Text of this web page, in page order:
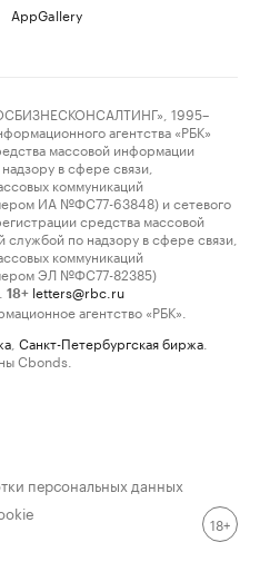
AppGallery
1995–
агентства «РБК»
массовой информации
в сфере связи,
коммуникаций
ИА №ФС77-63848) и сетевого
средства массовой
по надзору в сфере связи,
коммуникаций
ЭЛ №ФС77-82385)
18+ letters@rbc.ru
агентство «РБК».
Санкт-Петербургская биржа
Cbonds.
персональных данных
18+